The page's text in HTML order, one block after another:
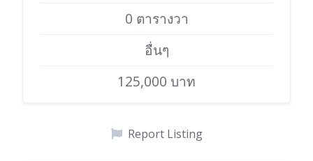
0 ตารางวา
อื่นๆ
125,000 บาท
Report Listing